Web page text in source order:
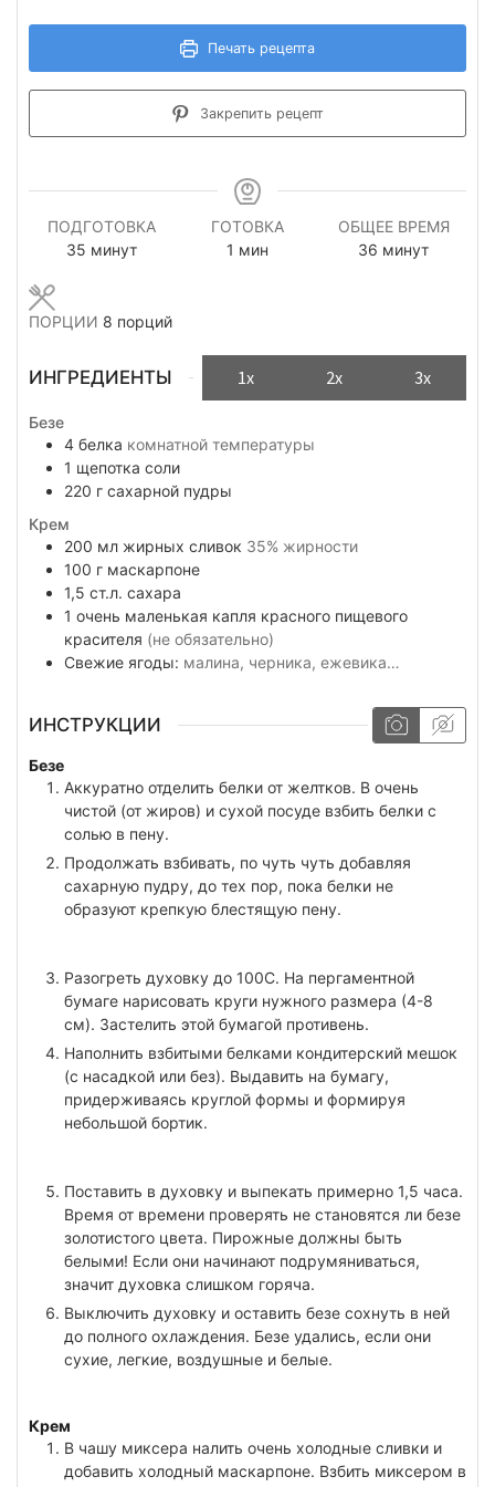
Печать рецепта
Закрепить рецепт
ПОДГОТОВКА
35 минуты
минут
ГОТОВКА
1 минута
мин
ОБЩЕЕ ВРЕМЯ
36 минуты
минут
ПОРЦИИ 8 порций
ИНГРЕДИЕНТЫ 1x 2x 3x
Безе
4 белка комнатной температуры
1 щепотка соли
220 г сахарной пудры
Крем
200 мл жирных сливок 35% жирности
100 г маскарпоне
1,5 ст.л. сахара
1 очень маленькая капля красного пищевого
красителя (не обязательно)
Свежие ягоды: малина, черника, ежевика…
ИНСТРУКЦИИ
Безе
Аккуратно отделить белки от желтков. В очень
чистой (от жиров) и сухой посуде взбить белки с
солью в пену.
Продолжать взбивать, по чуть чуть добавляя
сахарную пудру, до тех пор, пока белки не
образуют крепкую блестящую пену.
Разогреть духовку до 100С. На пергаментной
бумаге нарисовать круги нужного размера (4-8
см). Застелить этой бумагой противень.
Наполнить взбитыми белками кондитерский мешок
(с насадкой или без). Выдавить на бумагу,
придерживаясь круглой формы и формируя
небольшой бортик.
Поставить в духовку и выпекать примерно 1,5 часа.
Время от времени проверять не становятся ли безе
золотистого цвета. Пирожные должны быть
белыми! Если они начинают подрумяниваться,
значит духовка слишком горяча.
Выключить духовку и оставить безе сохнуть в ней
до полного охлаждения. Безе удались, если они
сухие, легкие, воздушные и белые.
Крем
В чашу миксера налить очень холодные сливки и
добавить холодный маскарпоне. Взбить миксером в